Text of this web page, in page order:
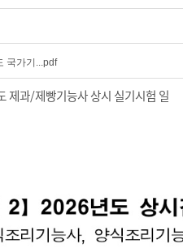
국가기...pdf
제과/제빵기능사 상시 실기시험 일